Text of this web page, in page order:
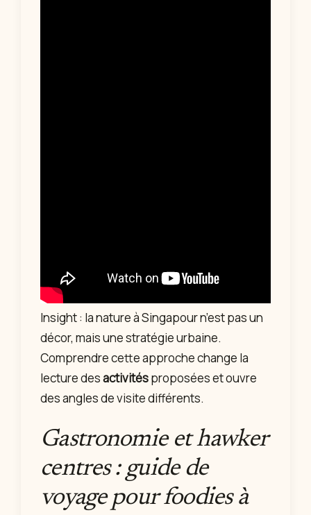
Insight : la nature à Singapour n’est pas un
décor, mais une stratégie urbaine.
Comprendre cette approche change la
lecture desactivitésproposées et ouvre
des angles de visite différents.
Gastronomie et hawker
centres : guide de
voyage pour foodies à